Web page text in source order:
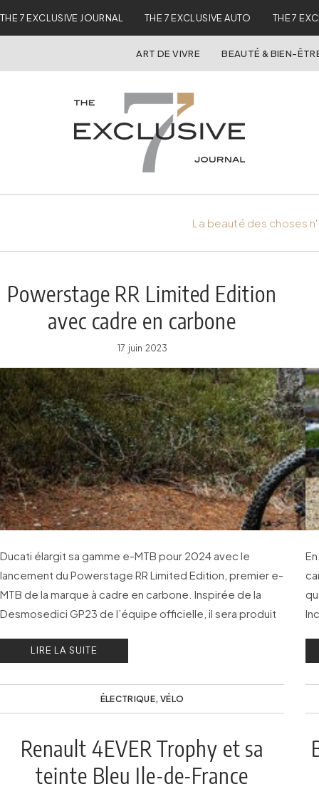
THE 7 EXCLUSIVE JOURNAL THE 7 EXCLUSIVE AUTO THE 7
ART DE VIVRE BEAUTÉ & BIEN-
La beauté des choses
Powerstage RR Limited Edition
avec cadre en carbone
17 juin 2023
Ducati élargit sa gamme e-MTB pour 2024 avec le
lancement du Powerstage RR Limited Edition, premier e-
MTB de la marque à cadre en carbone. Inspirée de la
Desmosedici GP23 de l’équipe officielle, il sera produit
LIRE LA SUITE
ÉLECTRIQUE, VÉLO
Renault 4EVER Trophy et sa
teinte Bleu Ile-de-France